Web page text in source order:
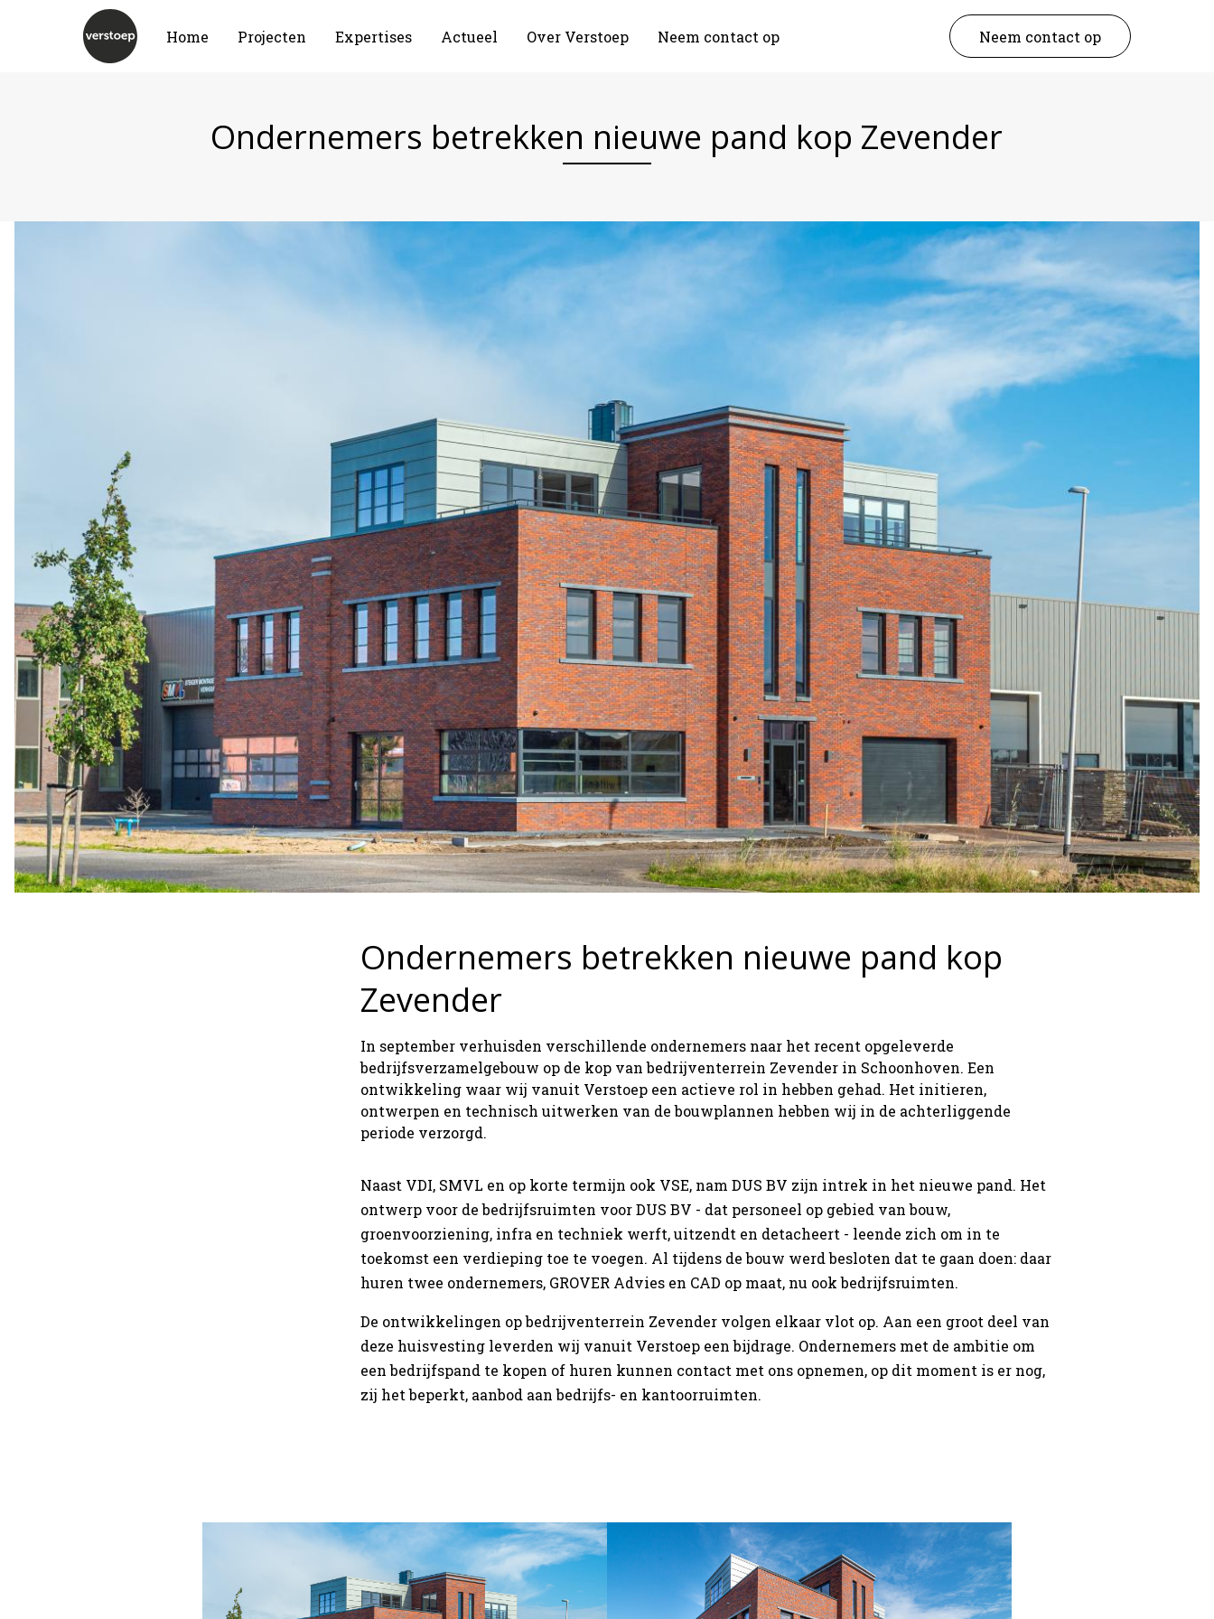
Home Projecten Expertises Actueel Over Verstoep Neem contact op Neem contact op
Ondernemers betrekken nieuwe pand kop Zevender
Ondernemers betrekken nieuwe pand kop
Zevender
In september verhuisden verschillende ondernemers naar het recent opgeleverde
bedrijfsverzamelgebouw op de kop van bedrijventerrein Zevender in Schoonhoven. Een
ontwikkeling waar wij vanuit Verstoep een actieve rol in hebben gehad. Het initieren,
ontwerpen en technisch uitwerken van de bouwplannen hebben wij in de achterliggende
periode verzorgd.
Naast VDI, SMVL en op korte termijn ook VSE, nam DUS BV zijn intrek in het nieuwe pand. Het
ontwerp voor de bedrijfsruimten voor DUS BV - dat personeel op gebied van bouw,
groenvoorziening, infra en techniek werft, uitzendt en detacheert - leende zich om in te
toekomst een verdieping toe te voegen. Al tijdens de bouw werd besloten dat te gaan doen: daar
huren twee ondernemers, GROVER Advies en CAD op maat, nu ook bedrijfsruimten.
De ontwikkelingen op bedrijventerrein Zevender volgen elkaar vlot op. Aan een groot deel van
deze huisvesting leverden wij vanuit Verstoep een bijdrage. Ondernemers met de ambitie om
een bedrijfspand te kopen of huren kunnen contact met ons opnemen, op dit moment is er nog,
zij het beperkt, aanbod aan bedrijfs- en kantoorruimten.